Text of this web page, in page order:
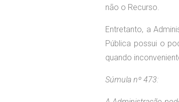
não o Recurso.
Entretanto, a
Pública possui o
quando
Súmula nº 473: